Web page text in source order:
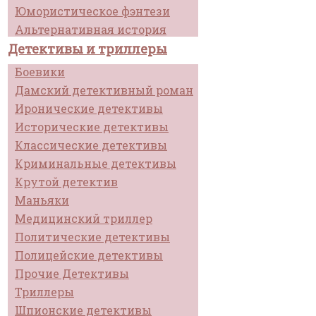
Юмористическое фэнтези
Альтернативная история
Детективы и триллеры
Боевики
Дамский детективный роман
Иронические детективы
Исторические детективы
Классические детективы
Криминальные детективы
Крутой детектив
Маньяки
Медицинский триллер
Политические детективы
Полицейские детективы
Прочие Детективы
Триллеры
Шпионские детективы